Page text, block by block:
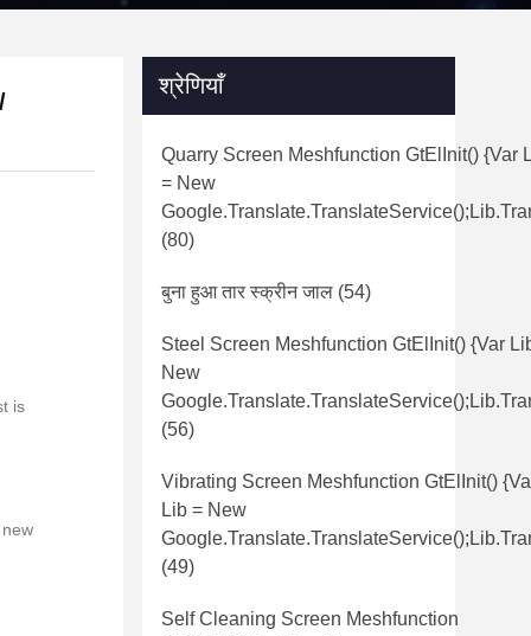
is
श्रेणियाँ
Quarry Screen Meshfunction GtElInit() {var
= New
(80)
बुना हुआ तार स्क्रीन जाल (54)
Steel Screen Meshfunction GtElInit() {var
New
(56)
Vibrating Screen Meshfunction GtElInit()
Lib = New
(49)
Self Cleaning Screen Meshfunction